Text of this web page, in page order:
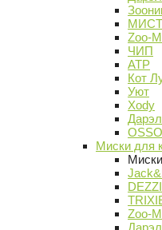
Zoo-M
ЧИП
АТР
Кот
Уют
Xody
OSSO
Миски для
Zoo-M